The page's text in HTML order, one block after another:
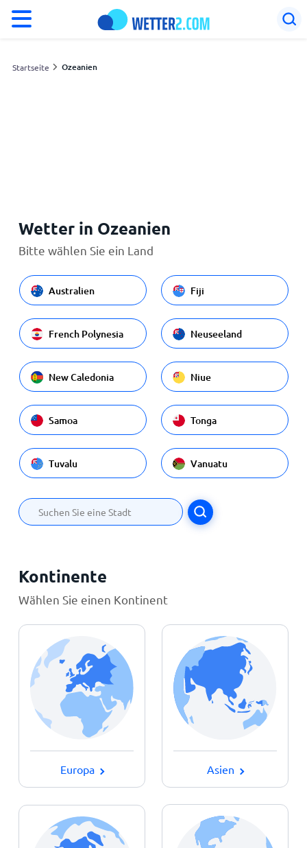
°F °C
Startseite Ozeanien
Wetter in Ozeanien
Bitte wählen Sie ein Land
Australien Fiji
French Polynesia Neuseeland
New Caledonia Niue
Samoa Tonga
Tuvalu Vanuatu
Kontinente
Wählen Sie einen Kontinent
Europa Asien